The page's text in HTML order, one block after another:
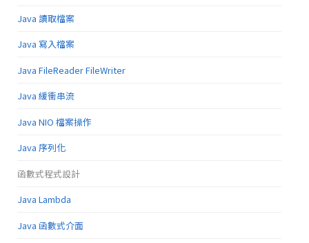
Java 讀取檔案
Java 寫入檔案
Java FileReader FileWriter
Java 緩衝串流
Java NIO 檔案操作
Java 序列化
函數式程式設計
Java Lambda
Java 函數式介面